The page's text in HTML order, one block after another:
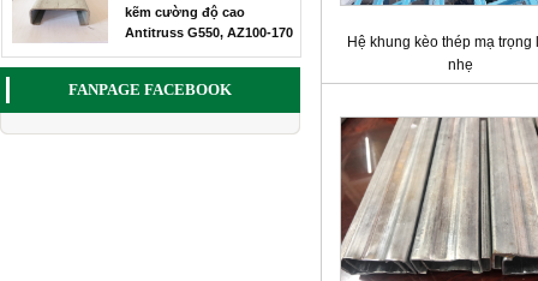
kẽm cường độ cao
Antitruss G550, AZ100-170
FANPAGE FACEBOOK
Hệ khung kèo thép mạ trọng
nhẹ